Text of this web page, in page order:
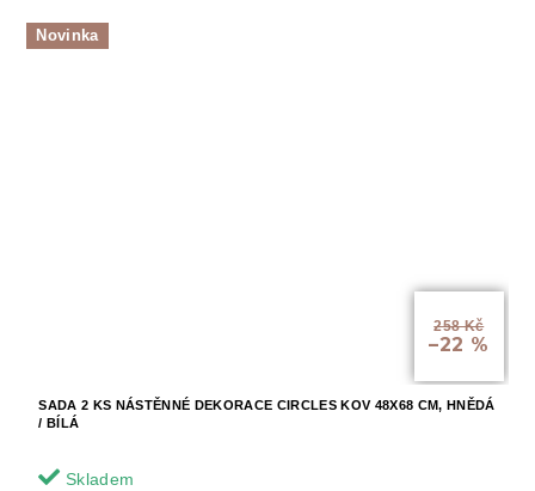
Novinka
258 Kč
–22 %
SADA 2 KS NÁSTĚNNÉ DEKORACE CIRCLES KOV 48X68 CM, HNĚDÁ
/ BÍLÁ
Skladem